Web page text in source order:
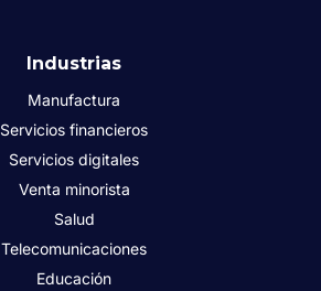
Industrias
Manufactura
Servicios financieros
Servicios digitales
Venta minorista
Salud
Telecomunicaciones
Educación